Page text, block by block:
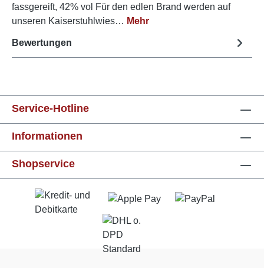
fassgereift, 42% vol Für den edlen Brand werden auf
unseren Kaiserstuhlwies… Mehr
Bewertungen
Service-Hotline
Informationen
Shopservice